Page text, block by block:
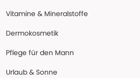
Vitamine & Mineralstoffe
Dermokosmetik
Pflege für den Mann
Urlaub & Sonne